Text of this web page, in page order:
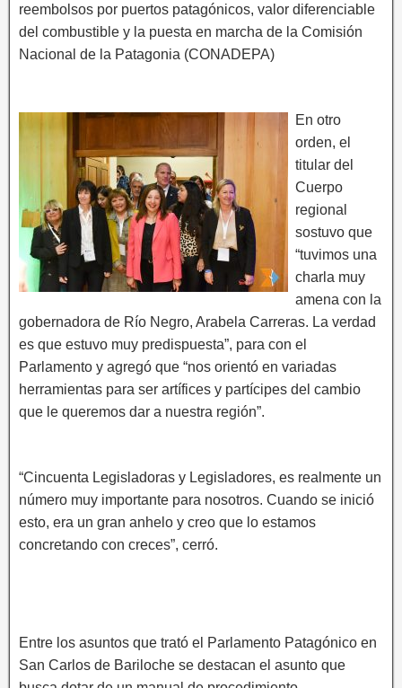
reembolsos por puertos patagónicos, valor diferenciable
del combustible y la puesta en marcha de la Comisión
Nacional de la Patagonia (CONADEPA)
En otro
orden, el
titular del
Cuerpo
regional
sostuvo que
“tuvimos una
charla muy
amena con la
gobernadora de Río Negro, Arabela Carreras. La verdad
es que estuvo muy predispuesta”, para con el
Parlamento y agregó que “nos orientó en variadas
herramientas para ser artífices y partícipes del cambio
que le queremos dar a nuestra región”.
“Cincuenta Legisladoras y Legisladores, es realmente un
número muy importante para nosotros. Cuando se inició
esto, era un gran anhelo y creo que lo estamos
concretando con creces”, cerró.
Entre los asuntos que trató el Parlamento Patagónico en
San Carlos de Bariloche se destacan el asunto que